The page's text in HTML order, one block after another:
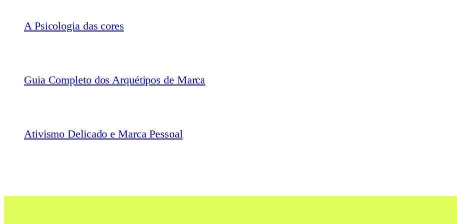
A Psicologia das cores
Guia Completo dos Arquétipos de Marca
Ativismo Delicado e Marca Pessoal